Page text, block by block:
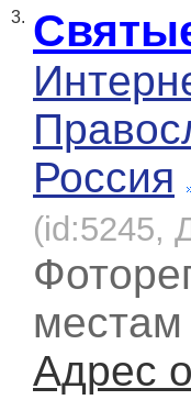
3.
Россия
(id:5245,
местам
Адрес